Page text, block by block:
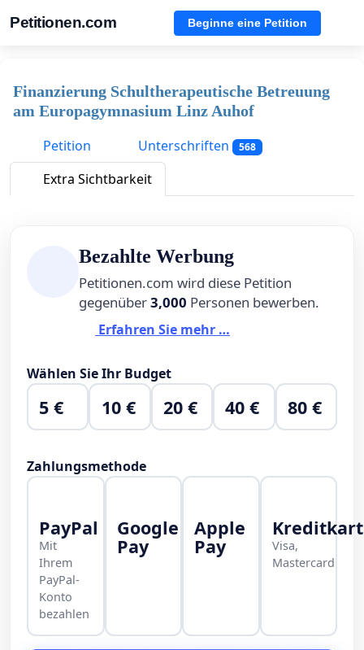
Petitionen.com Beginne eine Petition
Finanzierung Schultherapeutische Betreuung
am Europagymnasium Linz Auhof
Petition
Unterschriften 568
Extra Sichtbarkeit
Bezahlte Werbung
Petitionen.com wird diese Petition
gegenüber3,000 Personen bewerben.
Erfahren Sie mehr …
Wählen Sie Ihr Budget
5 € 10 € 20 € 40 € 80 €
Zahlungsmethode
PayPal
Mit
Ihrem
PayPal-
Konto
bezahlen
Google
Pay
Apple
Pay
Visa,
Mastercard